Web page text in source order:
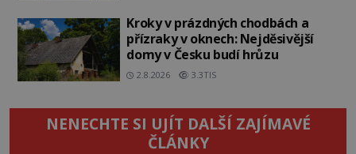
Kroky v prázdných chodbách a
přízraky v oknech: Nejděsivější
domy v Česku budí hrůzu
2.8.2026 3.3TIS
NENECHTE SI UJÍT DALŠÍ ZAJÍMAVÉ
ČLÁNKY